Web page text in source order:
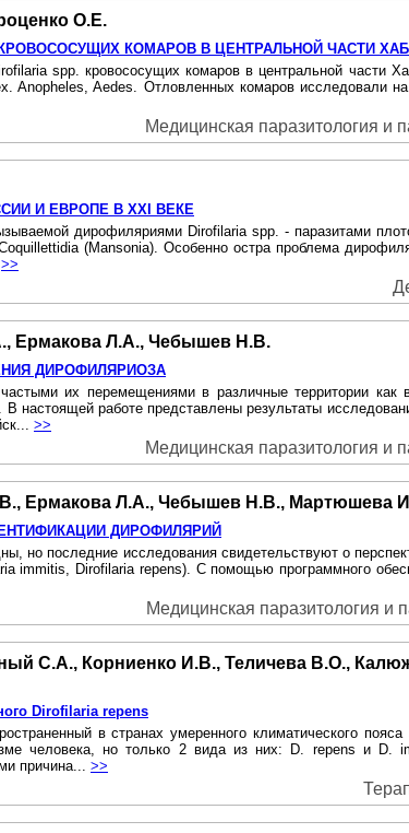
О.Е.
КОМАРОВ В ЦЕНТРАЛЬНОЙ ЧАСТИ
spp. кровососущих комаров в центральной части
Anopheles, Aedes. Отловленных комаров исследовали
Медицинская паразитология и
И ЕВРОПЕ B XXI BEКE
дирофиляриями Dirofilaria spp. - паразитами
(Mansonia). Особенно остра проблема
>>
Ермакова Л.А., Чебышев Н.В.
ДИРОФИЛЯРИОЗА
их перемещениями в различные территории как
работе представлены результаты
>>
Медицинская паразитология и
Ермакова Л.А., Чебышев Н.В., Мартюшева
ДИРОФИЛЯРИЙ
но последние исследования свидетельствуют о
immitis, Dirofilaria repens). C помощью программного
Медицинская паразитология и
С.А., Корниенко И.В., Теличева В.О.,
Dirofilaria repens
в странах умеренного климатического
человека, но только 2 вида из них: D. repens и
причина... >>